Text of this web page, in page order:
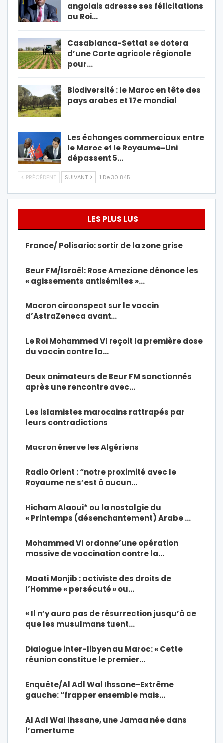
angolais adresse ses félicitations
au Roi…
Casablanca-Settat se dotera
d’une Carte agricole régionale
pour…
Biodiversité : le Maroc en tête des
pays arabes et 17e mondial
Les échanges commerciaux entre
le Maroc et le Royaume-Uni
dépassent 5…
PRÉCÉDENT SUIVANT 1 De 30 845
LES PLUS LUS
France/ Polisario: sortir de la zone grise
Beur FM/Israël: Rose Ameziane dénonce les
« agissements antisémites »…
Macron circonspect sur le vaccin
d’AstraZeneca avant…
Le Roi Mohammed VI reçoit la première dose
du vaccin contre la…
Deux animateurs de Beur FM sanctionnés
après une rencontre avec…
Les islamistes marocains rattrapés par
leurs contradictions
Macron énerve les Algériens
Radio Orient : “notre proximité avec le
Royaume ne s’est à aucun…
Hicham Alaoui* ou la nostalgie du
« Printemps (désenchantement) Arabe …
Mohammed VI ordonne’une opération
massive de vaccination contre la…
Maati Monjib : activiste des droits de
l’Homme « persécuté » ou…
« Il n’y aura pas de résurrection jusqu’à ce
que les musulmans tuent…
Dialogue inter-libyen au Maroc: « Cette
réunion constitue le premier…
Enquête/Al Adl Wal Ihssane-Extrême
gauche: “frapper ensemble mais…
Al Adl Wal Ihssane, une Jamaa née dans
l’amertume